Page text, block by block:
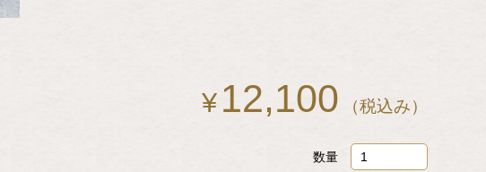
¥ 12,100 （税込み）
数量